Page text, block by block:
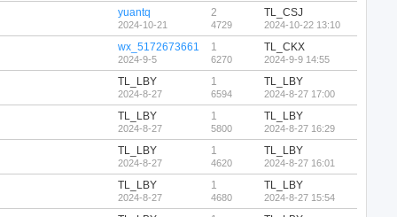
yuantq
2024-10-21
2
4729
TL_CSJ
2024-10-22 13:10
wx_5172673661
2024-9-5
1
6270
TL_CKX
2024-9-9 14:55
TL_LBY
2024-8-27
1
6594
TL_LBY
2024-8-27 17:00
TL_LBY
2024-8-27
1
5800
TL_LBY
2024-8-27 16:29
TL_LBY
2024-8-27
1
4620
TL_LBY
2024-8-27 16:01
TL_LBY
2024-8-27
1
4680
TL_LBY
2024-8-27 15:54